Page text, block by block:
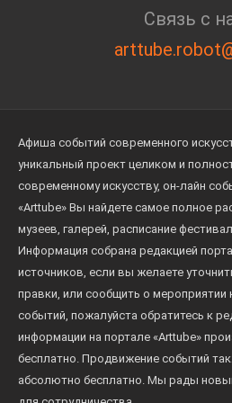
Связь с
Афиша событий современного
уникальный проект целиком и
современному искусству, он-лайн
«Arttube» Вы найдете самое полное
музеев, галерей, расписание
Информация собрана редакцией
источников, если вы желаете
правки, или сообщить о
событий, пожалуйста обратитесь к
информации на портале «Arttube»
бесплатно. Продвижение событий
абсолютно бесплатно. Мы рады